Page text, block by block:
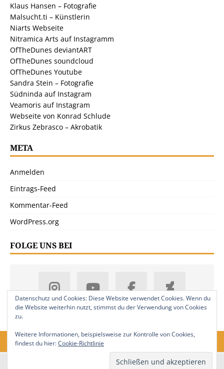
Klaus Hansen – Fotografie
Malsucht.ti – Künstlerin
Niarts Webseite
Nitramica Arts auf Instagramm
OfTheDunes deviantART
OfTheDunes soundcloud
OfTheDunes Youtube
Sandra Stein – Fotografie
Südninda auf Instagram
Veamoris auf Instagram
Webseite von Konrad Schlude
Zirkus Zebrasco – Akrobatik
META
Anmelden
Eintrags-Feed
Kommentar-Feed
WordPress.org
FOLGE UNS BEI
18. Jahrgang. © 2008-2026 Nitramica Arts / Anastratin.de. Alle Rechte
Datenschutz und Cookies: Diese Website verwendet Cookies. Wenn du
die Website weiterhin nutzt, stimmst du der Verwendung von Cookies
zu.
Weitere Informationen, beispielsweise zur Kontrolle von Cookies,
findest du hier:Cookie-Richtlinie